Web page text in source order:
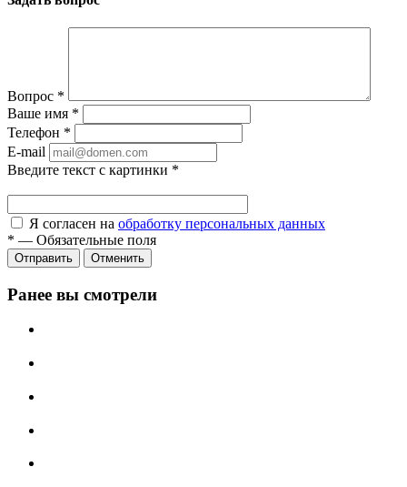
Вопрос *
Ваше имя *
Телефон *
E-mail
Введите текст с картинки *
Я согласен на обработку персональных данных
* — Обязательные поля
Отправить Отменить
Ранее вы смотрели